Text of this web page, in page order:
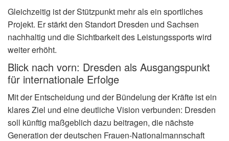
Gleichzeitig ist der Stützpunkt mehr als ein sportliches
Projekt. Er stärkt den Standort Dresden und Sachsen
nachhaltig und die Sichtbarkeit des Leistungssports wird
weiter erhöht.
Blick nach vorn: Dresden als Ausgangspunkt
für internationale Erfolge
Mit der Entscheidung und der Bündelung der Kräfte ist ein
klares Ziel und eine deutliche Vision verbunden: Dresden
soll künftig maßgeblich dazu beitragen, die nächste
Generation der deutschen Frauen-Nationalmannschaft